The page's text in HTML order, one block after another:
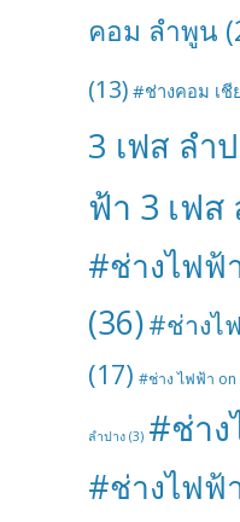
คอม ลำพูน
(13) #ช่างคอม เชี
3 เฟส ลำ
ฟ้า 3 เฟส
#ช่างไฟฟ้
(36)#ช่างไ
(17) #ช่าง ไฟฟ้า on
ลำปาง (3) #ช่า
#ช่างไฟฟ้